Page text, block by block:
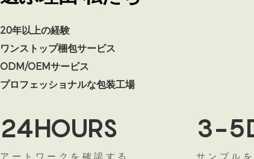
20年以上の経験
ワンストップ梱包サービス
ODM/OEMサービス
プロフェッショナルな包装工場
24HOURS
アートワークを確認する
3-
サンプル